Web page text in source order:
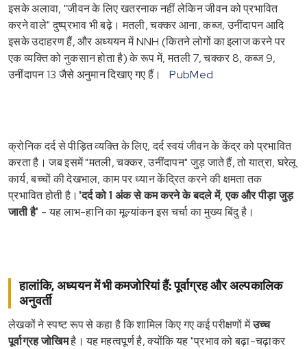
इसके अलावा, "जीवन के लिए खतरनाक नहीं लेकिन जीवन को प्रभावित
करने वाले" दुष्प्रभाव भी बढ़े। मतली, चक्कर आना, कब्ज, उनींदापन आदि
इसके उदाहरण हैं, और अध्ययन में NNH (कितने लोगों का इलाज करने पर
एक व्यक्ति को नुकसान होता है) के रूप में, मतली 7, चक्कर 8, कब्ज 9,
उनींदापन 13 जैसे अनुमान दिखाए गए हैं।
PubMed
क्रोनिक दर्द से पीड़ित व्यक्ति के लिए, दर्द स्वयं जीवन के केंद्र को प्रभावित
करता है। जब इसमें "मतली, चक्कर, उनींदापन" जुड़ जाते हैं, तो यात्रा, घरेलू
कार्य, बच्चों की देखभाल, काम पर ध्यान केंद्रित करने की क्षमता तक
प्रभावित होती है। 'दर्द को 1 अंक से कम करने के बदले में, एक और पीड़ा जुड़
जाती है' - यह लाभ-हानि का मूल्यांकन इस चर्चा का मुख्य बिंदु है।
हालांकि, अध्ययन में भी कमजोरियां हैं: पूर्वाग्रह और अल्पकालिक
अनुवर्ती
लेखकों ने स्पष्ट रूप से कहा है कि शामिल किए गए कई परीक्षणों मेंउच्च
पूर्वाग्रह जोखिमहै। यह महत्वपूर्ण है, क्योंकि यह "प्रभाव को बढ़ा-चढ़ाकर